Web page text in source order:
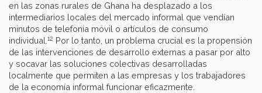
en las zonas rurales de Ghana ha desplazado a los
intermediarios locales del mercado informal que vendían
minutos de telefonía móvil o artículos de consumo
individual. 12 Por lo tanto, un problema crucial es la propensión
de las intervenciones de desarrollo externas a pasar por alto
y socavar las soluciones colectivas desarrolladas
localmente que permiten a las empresas y los trabajadores
de la economía informal funcionar eficazmente.